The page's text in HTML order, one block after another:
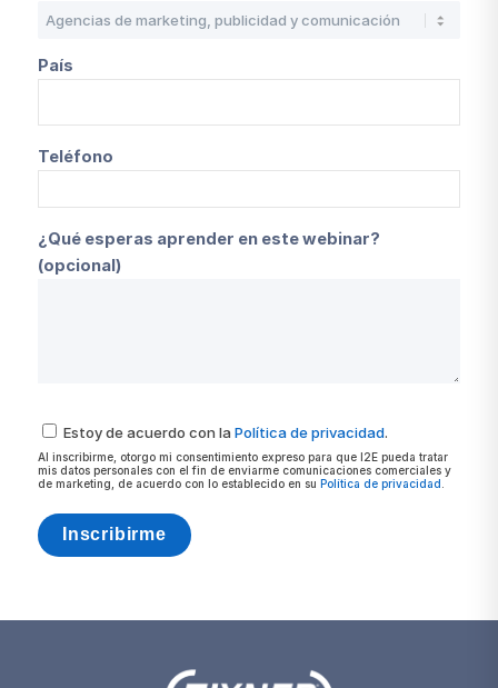
País
Teléfono
¿Qué esperas aprender en este webinar?
(opcional)
Estoy de acuerdo con la Política de privacidad.
Al inscribirme, otorgo mi consentimiento expreso para que I2E pueda tratar
mis datos personales con el fin de enviarme comunicaciones comerciales y
de marketing, de acuerdo con lo establecido en su Política de privacidad